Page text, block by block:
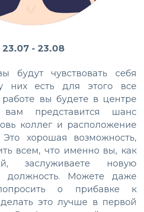
23.07 - 23.08
будут чувствовать себя
них есть для этого все
вы будете в центре
представится шанс
коллег и расположение
Это хорошая возможность,
всем, что именно вы, как
заслуживаете новую
должность. Можете даже
о прибавке к
это лучше в первой